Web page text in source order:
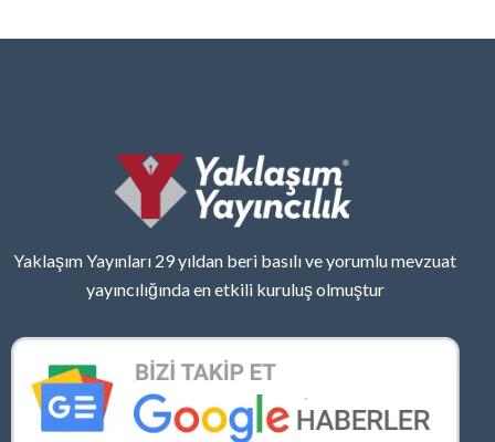
Yaklaşım Yayınları 29 yıldan beri basılı ve yorumlu mevzuat
yayıncılığında en etkili kuruluş olmuştur